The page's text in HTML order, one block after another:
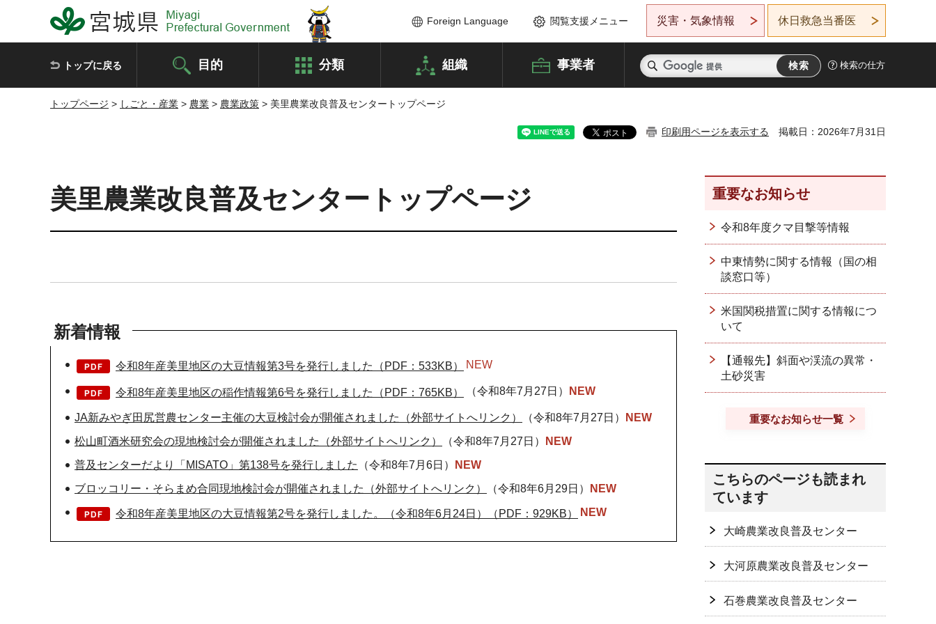
宮城県 Miyagi Prefectural Government Foreign Language 閲覧支援メニュー 災害・気象情報 休日救急当番医
トップに戻る 目的 分類 組織 事業者 検索の仕方
トップページ > しごと・産業 > 農業 > 農業政策 > 美里農業改良普及センタートップページ
印刷用ページを表示する 掲載日：2026年7月31日
美里農業改良普及センタートップページ
新着情報
令和8年産美里地区の大豆情報第3号を発行しました（PDF：533KB） NEW
令和8年産美里地区の稲作情報第6号を発行しました（PDF：765KB） （令和8年7月27日） NEW
JA新みやぎ田尻営農センター主催の大豆検討会が開催されました（外部サイトへリンク） （令和8年7月27日）
NEW
松山町酒米研究会の現地検討会が開催されました（外部サイトへリンク）
（令和8年7月27日）
NEW
普及センターだより「MISATO」第138号を発行しました
（令和8年7月6日）
NEW
ブロッコリー・そらまめ合同現地検討会が開催されました（外部サイトへリンク）
（令和8年6月29日） NEW
令和8年産美里地区の大豆情報第2号を発行しました。（令和8年6月24日）（PDF：929KB） NEW
重要なお知らせ
令和8年度クマ目撃等情報
中東情勢に関する情報（国の相
談窓口等）
米国関税措置に関する情報につ
いて
【通報先】斜面や渓流の異常・
土砂災害
重要なお知らせ一覧
こちらのページも読まれ
ています
大崎農業改良普及センター
大河原農業改良普及センター
石巻農業改良普及センター